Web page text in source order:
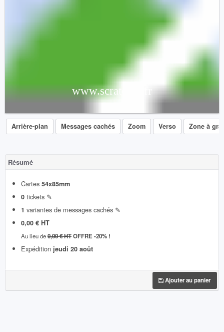
www.scratcher.fr
offertes
Arrière-plan Messages cachés Zoom Verso Zone à
Résumé
Cartes 54x85mm
0 tickets ✎
1 variantes de messages cachés ✎
0,00 € HT
Au lieu de0,00 € HTOFFRE -20% !
Expédition jeudi 20 août
Ajouter au panier